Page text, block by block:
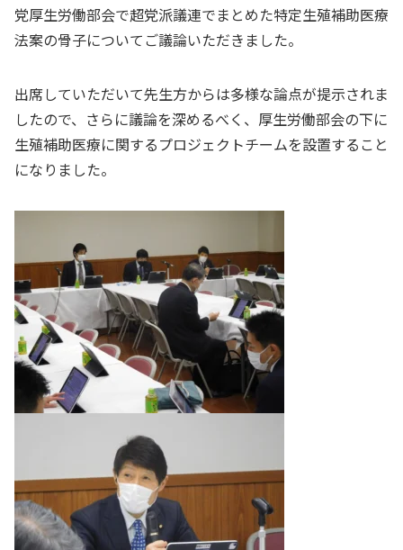
党厚生労働部会で超党派議連でまとめた特定生殖補助医療
法案の骨子についてご議論いただきました。
出席していただいて先生方からは多様な論点が提示されま
したので、さらに議論を深めるべく、厚生労働部会の下に
生殖補助医療に関するプロジェクトチームを設置すること
になりました。